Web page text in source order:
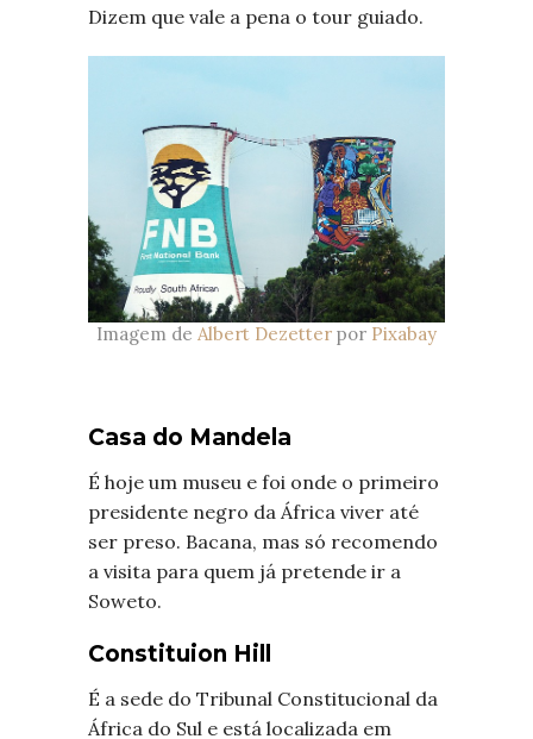
Dizem que vale a pena o tour guiado.
Imagem de Albert Dezetter por Pixabay
Casa do Mandela
É hoje um museu e foi onde o primeiro
presidente negro da África viver até
ser preso. Bacana, mas só recomendo
a visita para quem já pretende ir a
Soweto.
Constituion Hill
É a sede do Tribunal Constitucional da
África do Sul e está localizada em